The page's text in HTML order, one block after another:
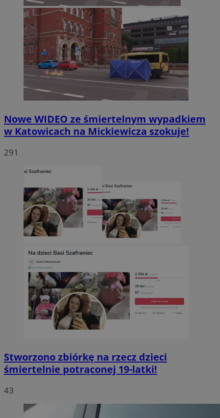
Nowe WIDEO ze śmiertelnym wypadkiem
w Katowicach na Mickiewicza szokuje!
291
Stworzono zbiórkę na rzecz dzieci
śmiertelnie potrąconej 19-latki!
43